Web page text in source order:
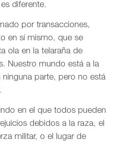
diferente.
por transacciones,
en sí mismo, que se
ola en la telaraña de
Nuestro mundo está a la
parte, pero no está
en el que todos pueden
debidos a la raza, el
militar, o el lugar de